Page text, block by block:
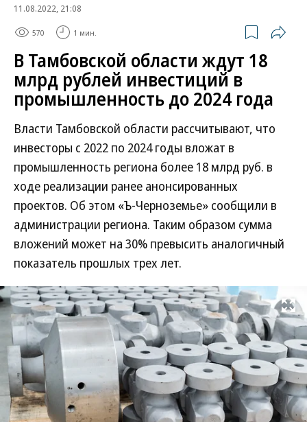
11.08.2022, 21:08
570 1 мин.
В Тамбовской области ждут 18
млрд рублей инвестиций в
промышленность до 2024 года
Власти Тамбовской области рассчитывают, что
инвесторы с 2022 по 2024 годы вложат в
промышленность региона более 18 млрд руб. в
ходе реализации ранее анонсированных
проектов. Об этом «Ъ-Черноземье» сообщили в
администрации региона. Таким образом сумма
вложений может на 30% превысить аналогичный
показатель прошлых трех лет.
Развернуть